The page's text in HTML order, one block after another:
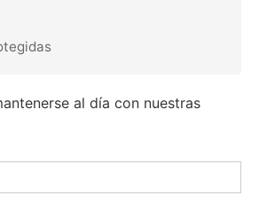
al día con nuestras